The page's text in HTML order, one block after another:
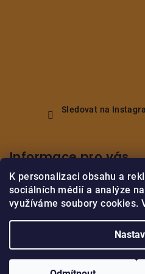
K personalizaci obsahu a
sociálních médií a analýze
využíváme soubory cookies.
Sledovat na
Informace pro vás
Obchodní podmínky
Podmínky ochrany osobních
Upravit